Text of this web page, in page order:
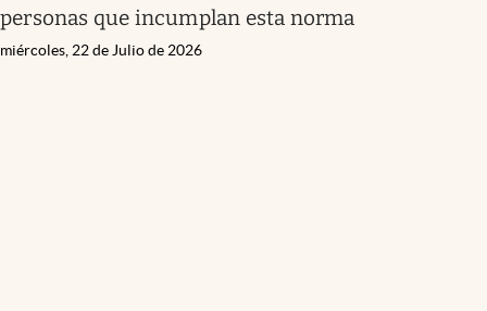
personas que incumplan esta norma
miércoles, 22 de Julio de 2026